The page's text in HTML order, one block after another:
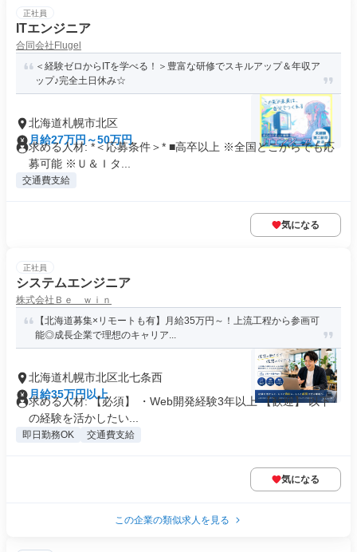
正社員
ITエンジニア
合同会社Flugel
＜経験ゼロからITを学べる！＞豊富な研修でスキルアップ＆年収ア
ップ♪完全土日休み☆
北海道札幌市北区
月給27万円～50万円
求める人材: *＜応募条件＞* ■高卒以上 ※全国どこからでも応
募可能 ※Ｕ＆Ｉタ...
交通費支給
気になる
正社員
システムエンジニア
株式会社Ｂｅ ｗｉｎ
【北海道募集×リモートも有】月給35万円～！上流工程から参画可
能◎成長企業で理想のキャリア...
北海道札幌市北区北七条西
月給35万円以上
求める人材: 【必須】 ・Web開発経験3年以上 【歓迎】 以下
の経験を活かしたい...
即日勤務OK 交通費支給
気になる
この企業の類似求人を見る